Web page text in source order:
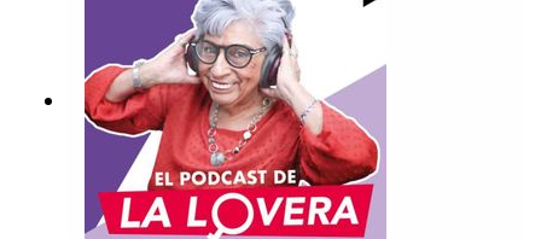
herramientas de castigo: manipulación
emocional, amenazas, quitar custodias,
impedir convivencias, no dar pensión y en los
casos más graves, violencia física o incluso
asesinato.Plática con Grabriela Pablos
Saucedo, periodista, víctima de violencia
vicaria y presidenta de la colectiva Madres
Libertarias.Aquí puedes leer más columnas de
Sara Lovera.